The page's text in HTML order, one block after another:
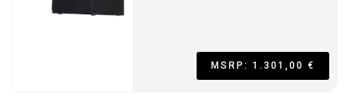
MSRP: 1.301,00 €